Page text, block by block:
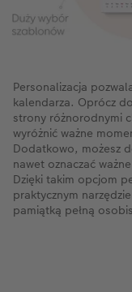
Personalizacja
kalendarza. Oprócz
strony różnorodnymi
wyróżnić ważne
Dodatkowo, możesz
nawet oznaczać
Dzięki takim opcjom
praktycznym
pamiątką pełną